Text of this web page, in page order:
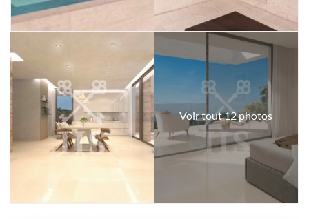
Voir tout 12 photos